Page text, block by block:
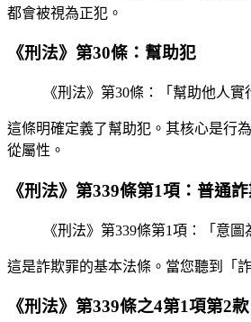
都會被視為正犯。
《刑法》第30條：幫助犯
《刑法》第30條：「幫助他人
這條明確定義了幫助犯。其核心是行
從屬性。
《刑法》第339條第1項：普通
《刑法》第339條第1項：「意
這是詐欺罪的基本法條。當您聽到「
《刑法》第339條之4第1項第2